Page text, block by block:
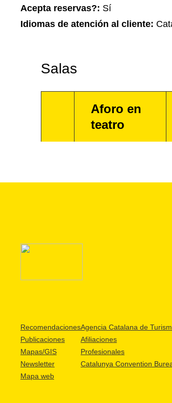
Acepta reservas?: Sí
Idiomas de atención al cliente:
Salas
Aforo en
teatro
Recomendaciones
Publicaciones
Mapas/GIS
Newsletter
Mapa web
Agencia Catalana de
Afiliaciones
Profesionales
Catalunya Convention